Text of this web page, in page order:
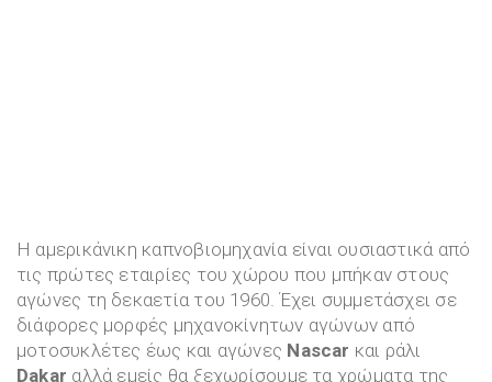
Η αμερικάνικη καπνοβιομηχανία είναι ουσιαστικά από
τις πρώτες εταιρίες του χώρου που μπήκαν στους
αγώνες τη δεκαετία του 1960. Έχει συμμετάσχει σε
διάφορες μορφές μηχανοκίνητων αγώνων από
μοτοσυκλέτες έως και αγώνες Nascar και ράλι
Dakar αλλά εμείς θα ξεχωρίσουμε τα χρώματα της